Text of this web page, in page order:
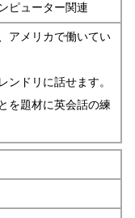
ピューター関連
アメリカで働いてい
ンドリに話せます。
を題材に英会話の練